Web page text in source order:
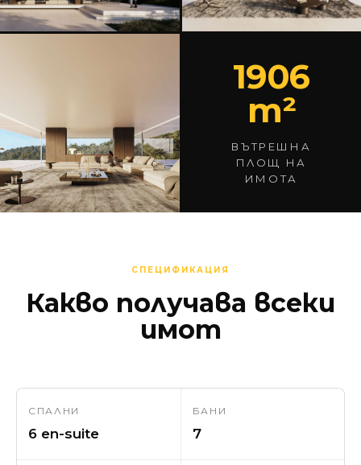
1906
m²
ВЪТРЕШНА
ПЛОЩ НА
ИМОТА
СПЕЦИФИКАЦИЯ
Какво получава всеки
имот
СПАЛНИ
6 en-suite
БАНИ
7